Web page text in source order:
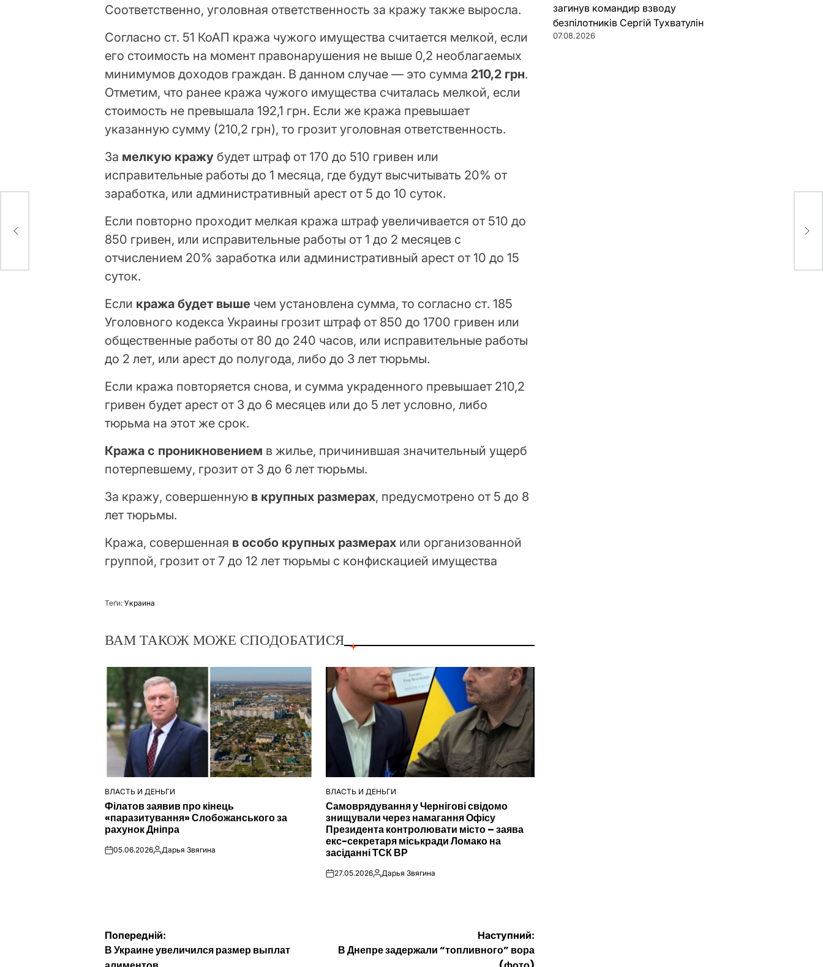
Соответственно, уголовная ответственность за кражу также выросла.
Согласно ст. 51 КоАП кража чужого имущества считается мелкой, если
его стоимость на момент правонарушения не выше 0,2 необлагаемых
минимумов доходов граждан. В данном случае — это сумма 210,2 грн.
Отметим, что ранее кража чужого имущества считалась мелкой, если
стоимость не превышала 192,1 грн. Если же кража превышает
указанную сумму (210,2 грн), то грозит уголовная ответственность.
За мелкую кражу будет штраф от 170 до 510 гривен или
исправительные работы до 1 месяца, где будут высчитывать 20% от
заработка, или административный арест от 5 до 10 суток.
Если повторно проходит мелкая кража штраф увеличивается от 510 до
850 гривен, или исправительные работы от 1 до 2 месяцев с
отчислением 20% заработка или административный арест от 10 до 15
суток.
Если кража будет выше чем установлена сумма, то согласно ст. 185
Уголовного кодекса Украины грозит штраф от 850 до 1700 гривен или
общественные работы от 80 до 240 часов, или исправительные работы
до 2 лет, или арест до полугода, либо до 3 лет тюрьмы.
Если кража повторяется снова, и сумма украденного превышает 210,2
гривен будет арест от 3 до 6 месяцев или до 5 лет условно, либо
тюрьма на этот же срок.
Кража с проникновением в жилье, причинившая значительный ущерб
потерпевшему, грозит от 3 до 6 лет тюрьмы.
За кражу, совершенную в крупных размерах, предусмотрено от 5 до 8
лет тюрьмы.
Кража, совершенная в особо крупных размерах или организованной
группой, грозит от 7 до 12 лет тюрьмы с конфискацией имущества
Теґи: Украина
ВАМ ТАКОЖ МОЖЕ СПОДОБАТИСЯ
ОПУБЛІКУВАТИ
У
ВЛАСТЬ И ДЕНЬГИ
Філатов заявив про кінець
«паразитування» Слобожанського за
рахунок Дніпра
on05.06.2026Опубліковано
Дарья Звягина
ОПУБЛІКУВАТИ
У
ВЛАСТЬ И ДЕНЬГИ
Самоврядування у Чернігові свідомо
знищували через намагання Офісу
Президента контролювати місто – заява
екс-секретаря міськради Ломако на
засіданні ТСК ВР
on27.05.2026Опубліковано
Дарья Звягина
Навігація
Попередній:
В Украине увеличился размер выплат
Наступний:
В Днепре задержали “топливного” вора
загинув командир взводу
безпілотників Сергій Тухватулін
07.08.2026